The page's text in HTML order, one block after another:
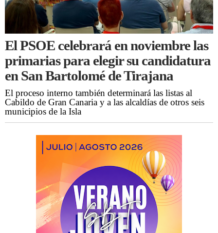
El PSOE celebrará en noviembre las
primarias para elegir su candidatura
en San Bartolomé de Tirajana
El proceso interno también determinará las listas al
Cabildo de Gran Canaria y a las alcaldías de otros seis
municipios de la Isla